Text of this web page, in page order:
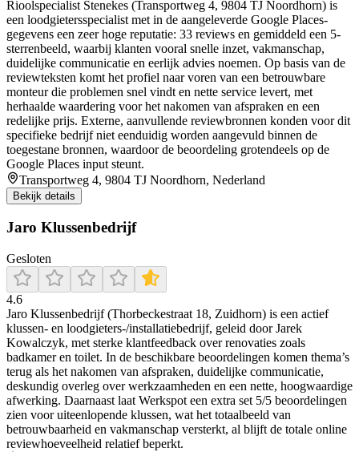
Rioolspecialist Stenekes (Transportweg 4, 9804 TJ Noordhorn) is
een loodgietersspecialist met in de aangeleverde Google Places-
gegevens een zeer hoge reputatie: 33 reviews en gemiddeld een 5-
sterrenbeeld, waarbij klanten vooral snelle inzet, vakmanschap,
duidelijke communicatie en eerlijk advies noemen. Op basis van de
reviewteksten komt het profiel naar voren van een betrouwbare
monteur die problemen snel vindt en nette service levert, met
herhaalde waardering voor het nakomen van afspraken en een
redelijke prijs. Externe, aanvullende reviewbronnen konden voor dit
specifieke bedrijf niet eenduidig worden aangevuld binnen de
toegestane bronnen, waardoor de beoordeling grotendeels op de
Google Places input steunt.
Transportweg 4, 9804 TJ Noordhorn, Nederland
Bekijk details
Jaro Klussenbedrijf
Gesloten
4.6
Jaro Klussenbedrijf (Thorbeckestraat 18, Zuidhorn) is een actief
klussen- en loodgieters-/installatiebedrijf, geleid door Jarek
Kowalczyk, met sterke klantfeedback over renovaties zoals
badkamer en toilet. In de beschikbare beoordelingen komen thema’s
terug als het nakomen van afspraken, duidelijke communicatie,
deskundig overleg over werkzaamheden en een nette, hoogwaardige
afwerking. Daarnaast laat Werkspot een extra set 5/5 beoordelingen
zien voor uiteenlopende klussen, wat het totaalbeeld van
betrouwbaarheid en vakmanschap versterkt, al blijft de totale online
reviewhoeveelheid relatief beperkt.